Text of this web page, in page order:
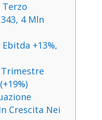
Terzo
4 Mln
+13%,
Trimestre
Crescita Nei